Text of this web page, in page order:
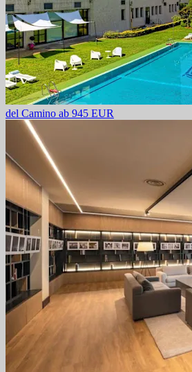
del Camino ab 945 EUR